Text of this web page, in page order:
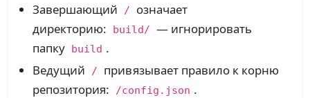
Завершающий
/
означает
директорию:
build/ — игнорировать
папку build .
Ведущий
/
привязывает правило к корню
репозитория:
/config.json .